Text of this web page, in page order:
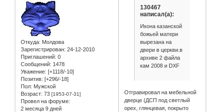
Откуда: Молдова
Зарегистрирован: 24-12-2010
Приглашений: 0
Сообщений: 1478
Уважение: [+1118/-10]
Позитив: [+296/-18]
Пол: Мужской
Возраст: 73 [1953-07-31]
Провел на форуме:
2 месяца 9 дней
130467
написал(а):
Икона казанской
божьей матери
вырезана на
двери в церкви.в
архиве 2 файла
кам 2008 и DXF
Отгравировал на мебельной
дверце (ДСП под светлый
орех, глянцевая, покрыто